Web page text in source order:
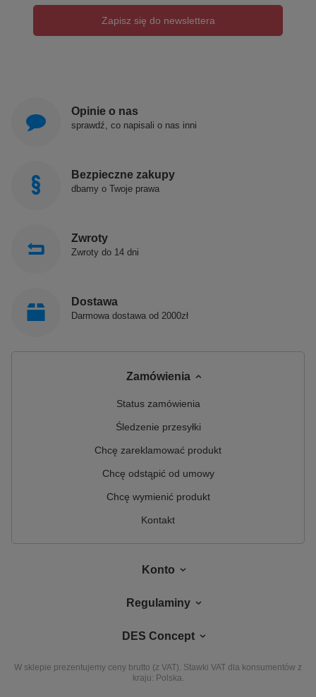
Zapisz się do newslettera
Opinie o nas
sprawdź, co napisali o nas inni
Bezpieczne zakupy
dbamy o Twoje prawa
Zwroty
Zwroty do 14 dni
Dostawa
Darmowa dostawa od 2000zł
Zamówienia
Status zamówienia
Śledzenie przesyłki
Chcę zareklamować produkt
Chcę odstąpić od umowy
Chcę wymienić produkt
Kontakt
Konto
Regulaminy
DES Concept
W sklepie prezentujemy ceny brutto (z VAT). Stawki VAT dla konsumentów z
kraju: Polska.